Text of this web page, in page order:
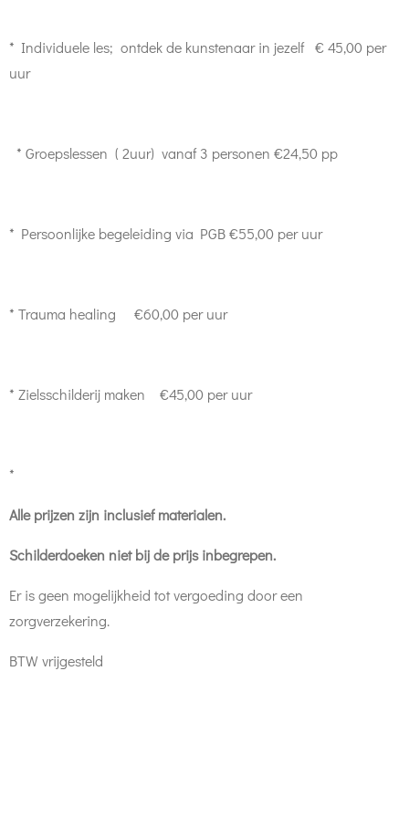
* Individuele les; ontdek de kunstenaar in jezelf € 45,00 per
uur
* Groepslessen ( 2uur) vanaf 3 personen €24,50 pp
* Persoonlijke begeleiding via PGB €55,00 per uur
* Trauma healing €60,00 per uur
* Zielsschilderij maken €45,00 per uur
*
Alle prijzen zijn inclusief materialen.
Schilderdoeken niet bij de prijs inbegrepen.
Er is geen mogelijkheid tot vergoeding door een
zorgverzekering.
BTW vrijgesteld